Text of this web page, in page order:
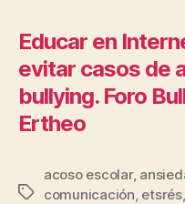
Educar en
evitar casos de
bullying. Foro
Ertheo
acoso escolar,
comunicación, etsrés,